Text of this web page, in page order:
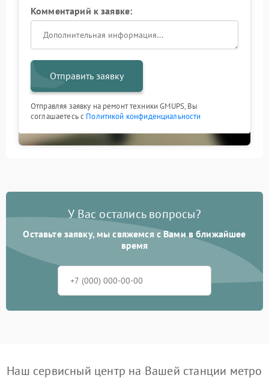
Комментарий к заявке:
Отправить заявку
Отправляя заявку на ремонт техники GMUPS, Вы
соглашаетесь с Политикой конфиденциальности
У Вас остались вопросы?
Оставьте заявку, мы свяжемся с Вами в ближайшее
время
Наш сервисный центр на Вашей станции метро